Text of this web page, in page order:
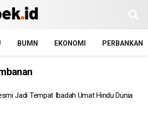
BUMN EKONOMI PERBANKAN
Jadi Tempat Ibadah Umat Hindu Dunia